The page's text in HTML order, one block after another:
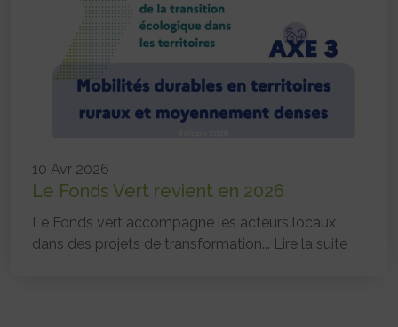
10 Avr 2026
Le Fonds Vert revient en 2026
Le Fonds vert accompagne les acteurs locaux
dans des projets de transformation... Lire la suite